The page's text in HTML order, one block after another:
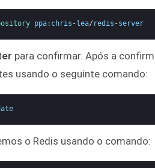
ppa: chris - lea/ redis -server
para confirmar. Após a
usando o seguinte comando:
o Redis usando o comando: